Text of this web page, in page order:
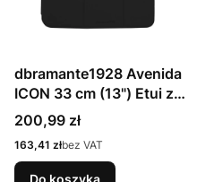
dbramante1928 Avenida
ICON 33 cm (13") Etui z
klapką Czarny
Cena
200,99 zł
Cena
163,41 złbez VAT